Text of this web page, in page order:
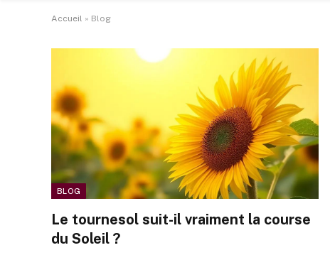
Accueil » Blog
BLOG
Le tournesol suit-il vraiment la course
du Soleil ?